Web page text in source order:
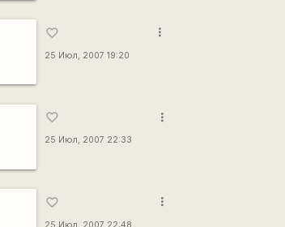
favorite_border
25 Июл, 2007 19:20
more_vert
favorite_border
25 Июл, 2007 22:33
more_vert
favorite_border
25 Июл, 2007 22:48
more_vert